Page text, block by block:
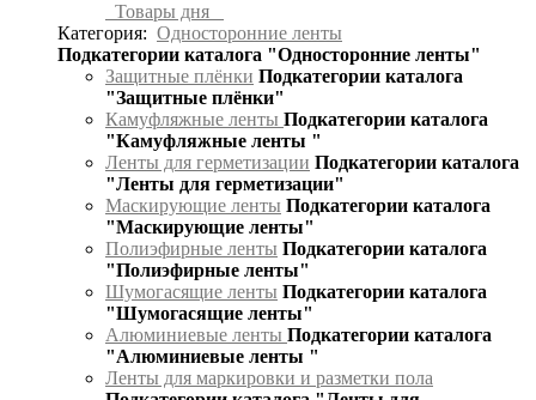
Товары дня
Категория: Односторонние ленты
Подкатегории каталога "Односторонние ленты"
Защитные плёнки Подкатегории каталога
"Защитные плёнки"
Камуфляжные ленты Подкатегории каталога
"Камуфляжные ленты "
Ленты для герметизации Подкатегории каталога
"Ленты для герметизации"
Маскирующие ленты Подкатегории каталога
"Маскирующие ленты"
Полиэфирные ленты Подкатегории каталога
"Полиэфирные ленты"
Шумогасящие ленты Подкатегории каталога
"Шумогасящие ленты"
Алюминиевые ленты Подкатегории каталога
"Алюминиевые ленты "
Ленты для маркировки и разметки пола